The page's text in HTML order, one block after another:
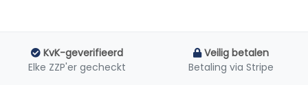
KvK-geverifieerd
Elke ZZP'er gecheckt
Veilig betalen
Betaling via Stripe